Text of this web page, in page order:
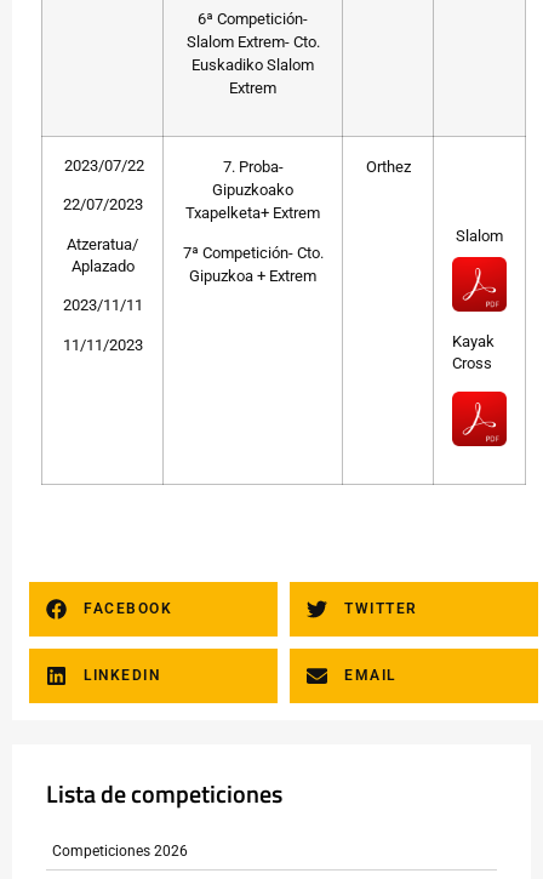
6ª Competición-
Slalom Extrem- Cto.
Euskadiko Slalom
Extrem
2023/07/22
22/07/2023
Atzeratua/
Aplazado
2023/11/11
11/11/2023
7. Proba-
Gipuzkoako
Txapelketa+ Extrem
7ª Competición- Cto.
Gipuzkoa + Extrem
Orthez
Slalom
Kayak
Cross
FACEBOOK TWITTER
LINKEDIN EMAIL
Lista de competiciones
Competiciones 2026